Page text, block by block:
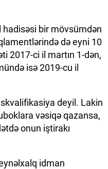
hadisəsi bir mövsümdən
də eyni 10
2017-ci il martın 1-dən,
isə 2019-cu il
deyil. Lakin
vəsiqə qazansa,
onun iştirakı
idman